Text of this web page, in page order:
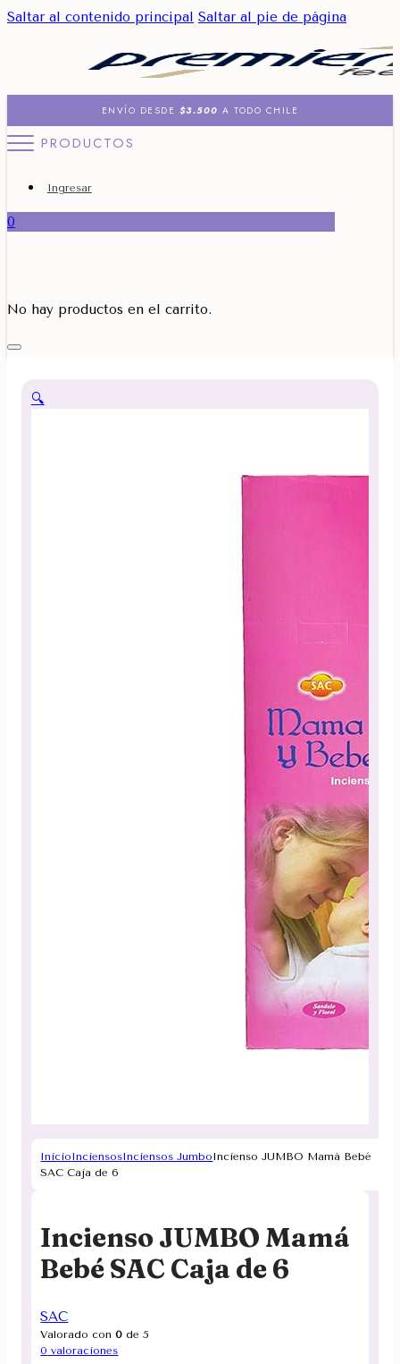
Saltar al contenido principal Saltar al pie de página
ENVÍO DESDE $3.500 A TODO CHILE
PRODUCTOS
Ingresar
0
No hay productos en el carrito.
🔍
InicioInciensosInciensos JumboIncienso JUMBO Mamá Bebé
SAC Caja de 6
Incienso JUMBO Mamá
Bebé SAC Caja de 6
SAC
Valorado con0 de 5
0 valoraciones